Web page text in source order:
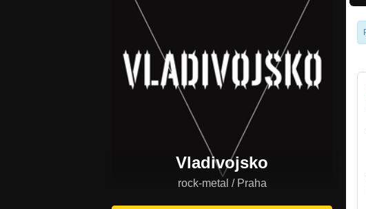
Vladivojsko
rock-metal / Praha